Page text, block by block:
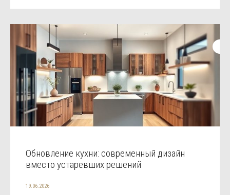
Обновление кухни: современный дизайн
вместо устаревших решений
19.06.2026